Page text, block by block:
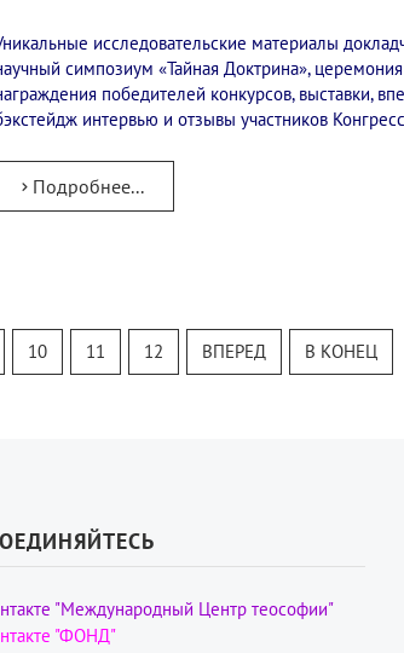
исследовательские материалы
симпозиум «Тайная Доктрина», церемония
победителей конкурсов, выставки,
интервью и отзывы участников
Подробнее...
10 11 12 ВПЕРЕД В КОНЕЦ
"Международный Центр теософии"
"ФОНД"